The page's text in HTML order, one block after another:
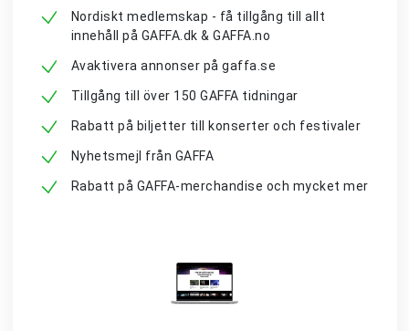
Nordiskt medlemskap - få tillgång till allt
innehåll på GAFFA.dk & GAFFA.no
Avaktivera annonser på gaffa.se
Tillgång till över 150 GAFFA tidningar
Rabatt på biljetter till konserter och festivaler
Nyhetsmejl från GAFFA
Rabatt på GAFFA-merchandise och mycket mer